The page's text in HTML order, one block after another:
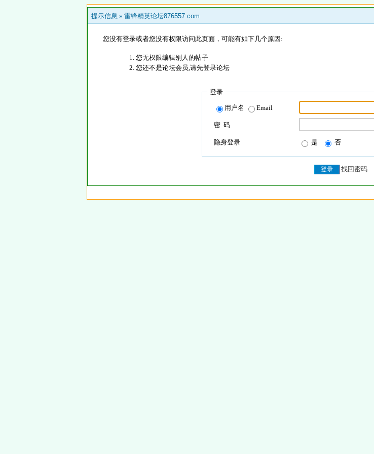
提示信息 » 雷锋精英论坛876557.com
您没有登录或者您没有权限访问此页面，可能有如下几个原因:
您无权限编辑别人的帖子
您还不是论坛会员,请先登录论坛
登录
用户名 Email
密 码
隐身登录 是 否
找回密码